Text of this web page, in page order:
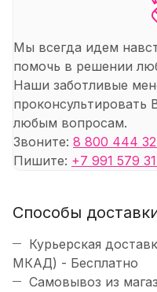
Мы всегда идем
помочь в решении
Наши заботливые
проконсультировать
любым вопросам.
Звоните: 8 800 444
Пишите: +7 991 579
Способы
Курьерская
МКАД) - Бесплатно
Самовывоз из